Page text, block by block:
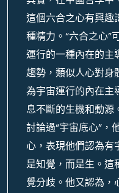
這個六合之心有興趣
種精力。“六合之心”
運行的一種內在的主
趨勢，類似人心對身
為宇宙運行的內在主
息不斷的生機和動源
討論過“宇宙底心”，
心，表現他們認為有
是知覺，而是生。這
覺分歧。他又認為，